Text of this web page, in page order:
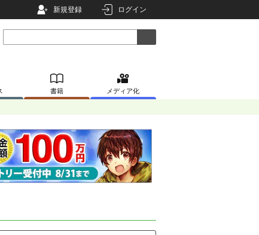
新規登録 ログイン
書籍 メディア化